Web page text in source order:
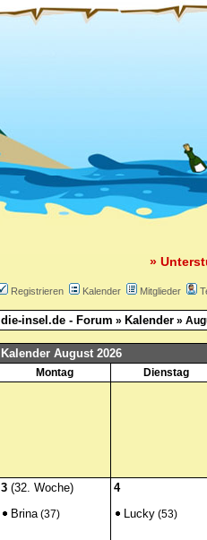
»
Registrieren Kalender Mitglieder
die-insel.de - Forum » Kalender »
Kalender August 2026
Montag Dienstag
3 (32. Woche)
Brina(37)
4
Lucky (53)